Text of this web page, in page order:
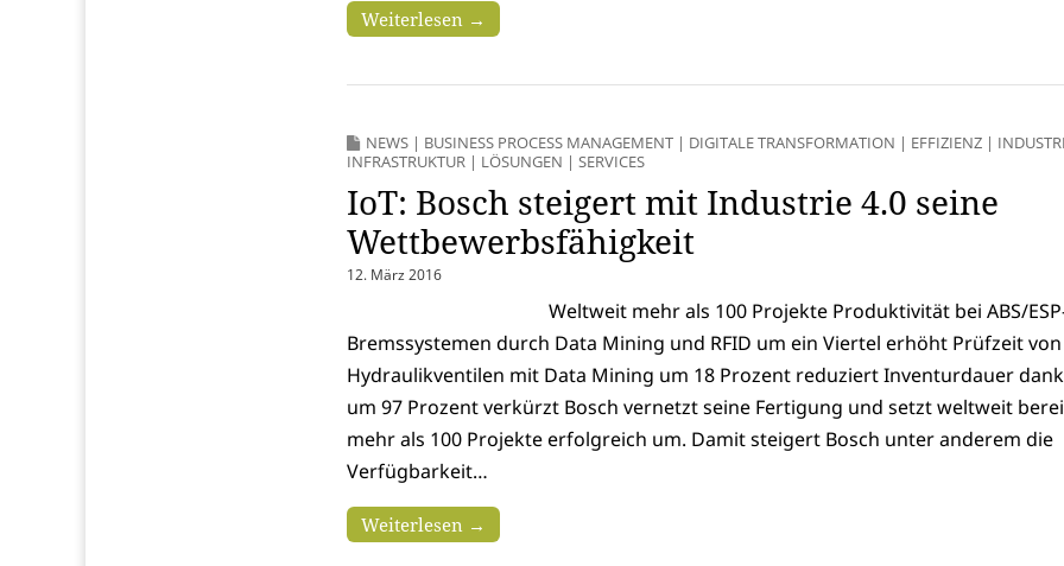
Weiterlesen →
NEWS| BUSINESS PROCESS MANAGEMENT| DIGITALE TRANSFORMATION | EFFIZIENZ|
INFRASTRUKTUR| LÖSUNGEN | SERVICES
IoT: Bosch steigert mit Industrie 4.0 seine
Wettbewerbsfähigkeit
12. März 2016
Weltweit mehr als 100 Projekte Produktivität bei ABS/
Bremssystemen durch Data Mining und RFID um ein Viertel erhöht Prüfzeit von
Hydraulikventilen mit Data Mining um 18 Prozent reduziert Inventurdauer dank
um 97 Prozent verkürzt Bosch vernetzt seine Fertigung und setzt weltweit
mehr als 100 Projekte erfolgreich um. Damit steigert Bosch unter anderem die
Verfügbarkeit…
Weiterlesen →